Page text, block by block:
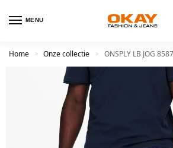
MENU
Home > Onze collectie > ONSPLY LB JOG